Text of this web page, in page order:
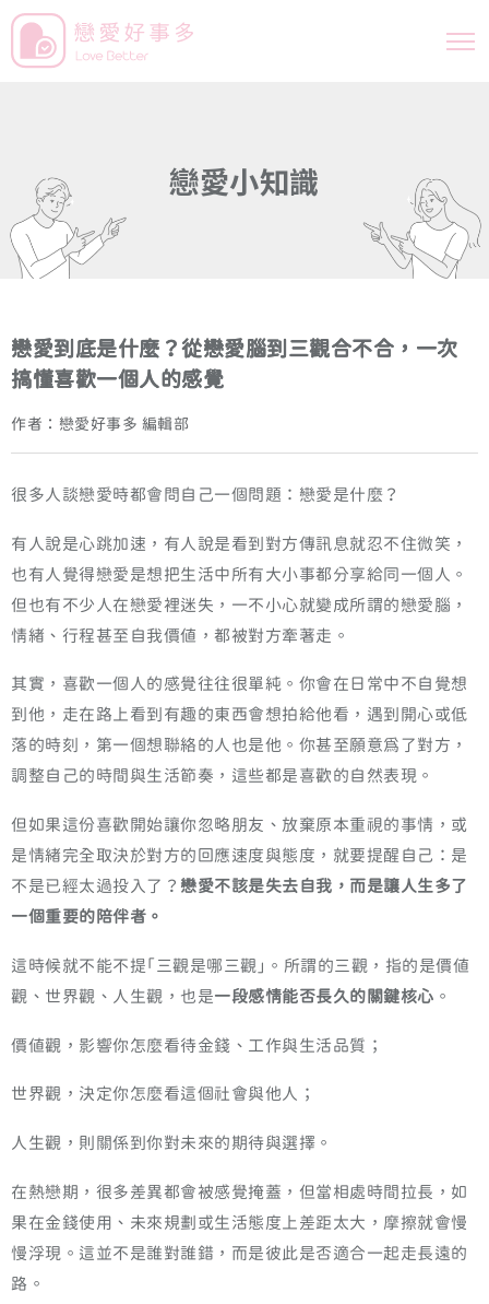
戀愛小知識
戀愛到底是什麼？從戀愛腦到三觀合不合，一次
搞懂喜歡一個人的感覺
作者：戀愛好事多 編輯部
很多人談戀愛時都會問自己一個問題：戀愛是什麼？
有人說是心跳加速，有人說是看到對方傳訊息就忍不住微笑，
也有人覺得戀愛是想把生活中所有大小事都分享給同一個人。
但也有不少人在戀愛裡迷失，一不小心就變成所謂的戀愛腦，
情緒、行程甚至自我價值，都被對方牽著走。
其實，喜歡一個人的感覺往往很單純。你會在日常中不自覺想
到他，走在路上看到有趣的東西會想拍給他看，遇到開心或低
落的時刻，第一個想聯絡的人也是他。你甚至願意為了對方，
調整自己的時間與生活節奏，這些都是喜歡的自然表現。
但如果這份喜歡開始讓你忽略朋友、放棄原本重視的事情，或
是情緒完全取決於對方的回應速度與態度，就要提醒自己：是
不是已經太過投入了？ 戀愛不該是失去自我，而是讓人生多了
一個重要的陪伴者。
這時候就不能不提「三觀是哪三觀」。所謂的三觀，指的是價值
觀、世界觀、人生觀，也是一段感情能否長久的關鍵核心 。
價值觀，影響你怎麼看待金錢、工作與生活品質；
世界觀，決定你怎麼看這個社會與他人；
人生觀，則關係到你對未來的期待與選擇。
在熱戀期，很多差異都會被感覺掩蓋，但當相處時間拉長，如
果在金錢使用、未來規劃或生活態度上差距太大，摩擦就會慢
慢浮現。這並不是誰對誰錯，而是彼此是否適合一起走長遠的
路。